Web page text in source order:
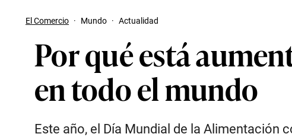
El Comercio · Mundo · Actualidad
Por qué está
en todo el mundo
Este año, el Día Mundial de la Alimentación